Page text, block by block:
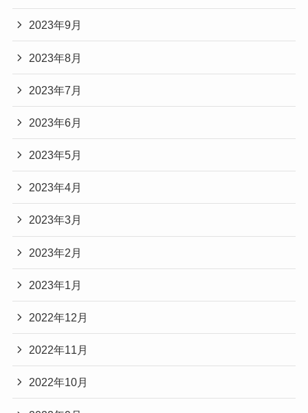
2023年9月
2023年8月
2023年7月
2023年6月
2023年5月
2023年4月
2023年3月
2023年2月
2023年1月
2022年12月
2022年11月
2022年10月